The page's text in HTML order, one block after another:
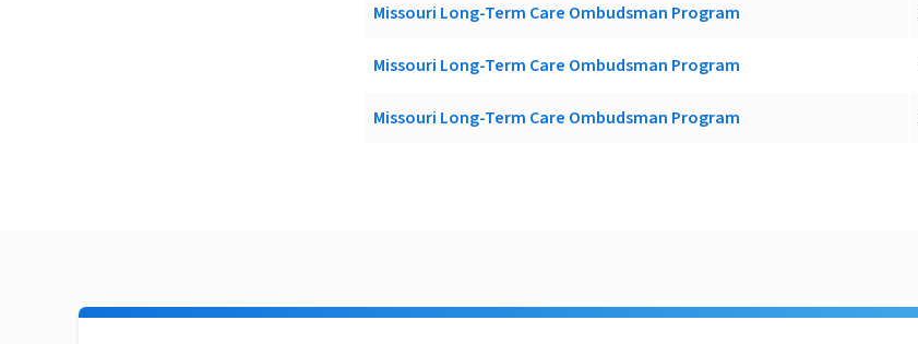
Missouri Long-Term Care Ombudsman Program
Missouri Long-Term Care Ombudsman Program
Missouri Long-Term Care Ombudsman Program